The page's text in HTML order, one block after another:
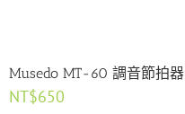
Musedo MT-60 調音節拍器
NT$650